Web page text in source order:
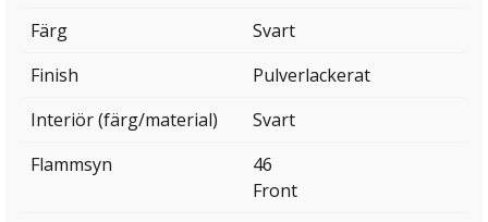
Färg
Svart
Finish
Pulverlackerat
Interiör (färg/material)
Svart
Flammsyn
46
Front